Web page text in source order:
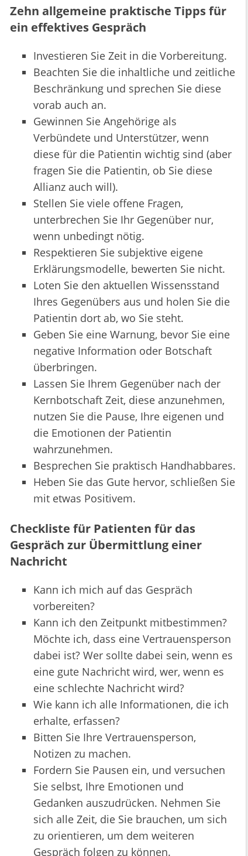
Zehn allgemeine praktische Tipps für
ein effektives Gespräch
Investieren Sie Zeit in die Vorbereitung.
Beachten Sie die inhaltliche und zeitliche
Beschränkung und sprechen Sie diese
vorab auch an.
Gewinnen Sie Angehörige als
Verbündete und Unterstützer, wenn
diese für die Patientin wichtig sind (aber
fragen Sie die Patientin, ob Sie diese
Allianz auch will).
Stellen Sie viele offene Fragen,
unterbrechen Sie Ihr Gegenüber nur,
wenn unbedingt nötig.
Respektieren Sie subjektive eigene
Erklärungsmodelle, bewerten Sie nicht.
Loten Sie den aktuellen Wissensstand
Ihres Gegenübers aus und holen Sie die
Patientin dort ab, wo Sie steht.
Geben Sie eine Warnung, bevor Sie eine
negative Information oder Botschaft
überbringen.
Lassen Sie Ihrem Gegenüber nach der
Kernbotschaft Zeit, diese anzunehmen,
nutzen Sie die Pause, Ihre eigenen und
die Emotionen der Patientin
wahrzunehmen.
Besprechen Sie praktisch Handhabbares.
Heben Sie das Gute hervor, schließen Sie
mit etwas Positivem.
Checkliste für Patienten für das
Gespräch zur Übermittlung einer
Nachricht
Kann ich mich auf das Gespräch
vorbereiten?
Kann ich den Zeitpunkt mitbestimmen?
Möchte ich, dass eine Vertrauensperson
dabei ist? Wer sollte dabei sein, wenn es
eine gute Nachricht wird, wer, wenn es
eine schlechte Nachricht wird?
Wie kann ich alle Informationen, die ich
erhalte, erfassen?
Bitten Sie Ihre Vertrauensperson,
Notizen zu machen.
Fordern Sie Pausen ein, und versuchen
Sie selbst, Ihre Emotionen und
Gedanken auszudrücken. Nehmen Sie
sich alle Zeit, die Sie brauchen, um sich
zu orientieren, um dem weiteren
Gespräch folgen zu können.